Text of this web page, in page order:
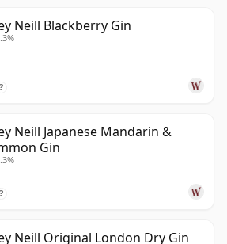
Neill Blackberry Gin
Neill Japanese Mandarin &
Gin
Neill Original London Dry Gin